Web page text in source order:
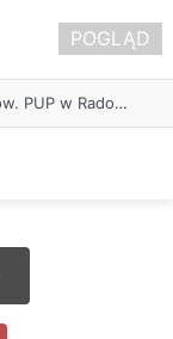
Około 90 tys. zł na szkolenia pracowników. PUP w Radomsku ogłasza nabór wniosków
POGLĄD